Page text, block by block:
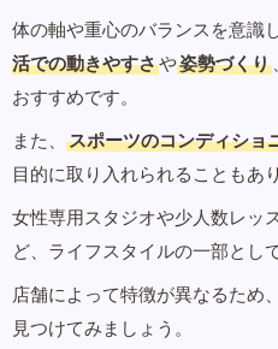
体の軸や重心のバランスを意識
活での動きやすさや姿勢づくり 、
おすすめです。
また、
スポーツのコンディショ
目的に取り入れられることもあ
女性専用スタジオや少人数レッ
ど、ライフスタイルの一部とし
店舗によって特徴が異なるため
見つけてみましょう。